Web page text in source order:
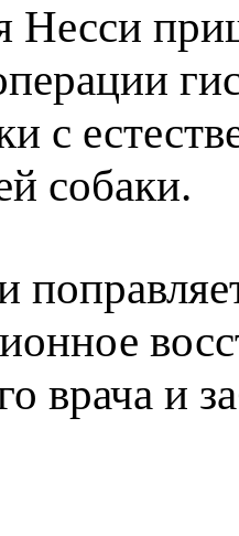
Несси
с
собаки.
врача и